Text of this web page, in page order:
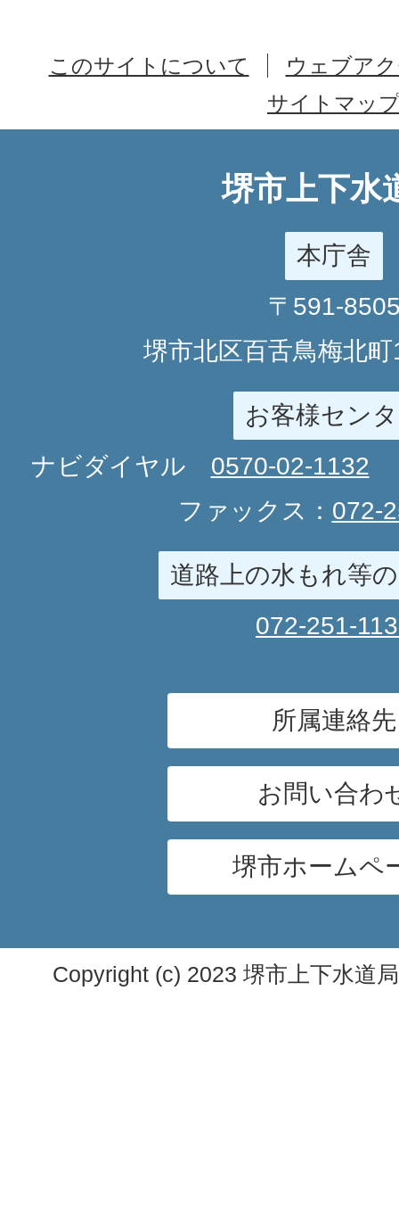
このサイトについて
ウェブア
サイトマッ
堺市上下水
本庁舎
〒591-
堺市北区百舌鳥梅北
お客様セン
ナビダイヤル 0570-02-1132
ファックス： 072-
道路上の水もれ等
072-251-
所属連絡先
お問い合わ
堺市ホームペ
Copyright (c) 2023 堺市上下水道